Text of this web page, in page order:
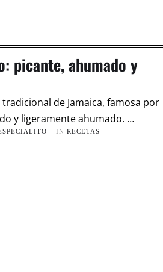
picante, ahumado y
de Jamaica, famosa por
y ligeramente ahumado. …
IN RECETAS